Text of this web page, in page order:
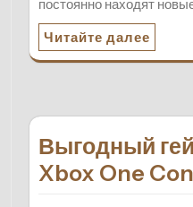
постоянно находят
Читайте далее
Выгодный
Xbox One